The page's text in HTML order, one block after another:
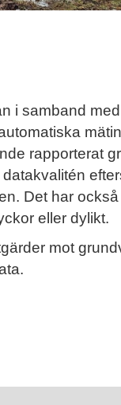
i samband
rapporterat
Det har också
eller dylikt.
mot